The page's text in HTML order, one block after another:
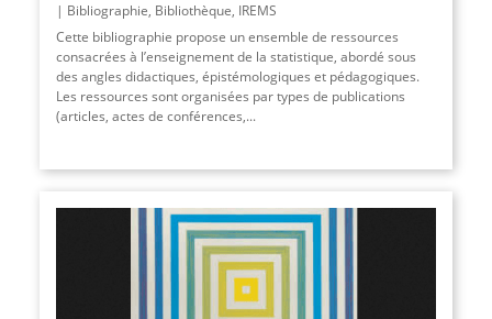
Bibliographie, Bibliothèque, IREMS
Cette bibliographie propose un ensemble de ressources
consacrées à l’enseignement de la statistique, abordé sous
des angles didactiques, épistémologiques et pédagogiques.
Les ressources sont organisées par types de publications
(articles, actes de conférences,...